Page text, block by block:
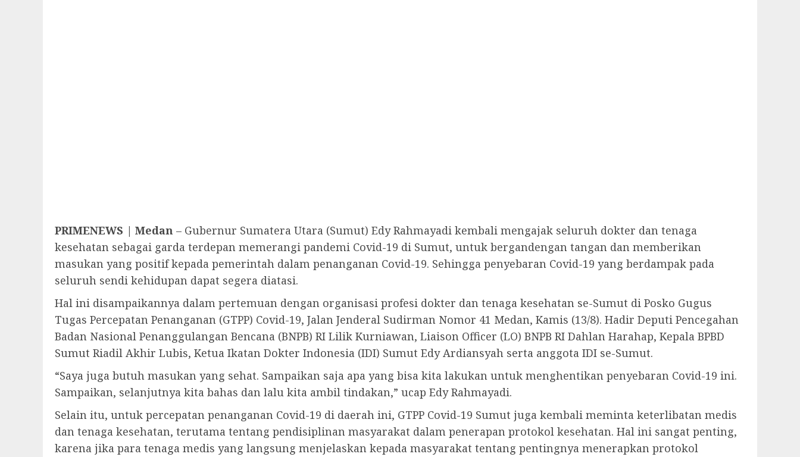
PRIMENEWS | Medan – Gubernur Sumatera Utara (Sumut) Edy Rahmayadi kembali mengajak seluruh dokter dan tenaga
kesehatan sebagai garda terdepan memerangi pandemi Covid-19 di Sumut, untuk bergandengan tangan dan memberikan
masukan yang positif kepada pemerintah dalam penanganan Covid-19. Sehingga penyebaran Covid-19 yang berdampak pada
seluruh sendi kehidupan dapat segera diatasi.
Hal ini disampaikannya dalam pertemuan dengan organisasi profesi dokter dan tenaga kesehatan se-Sumut di Posko Gugus
Tugas Percepatan Penanganan (GTPP) Covid-19, Jalan Jenderal Sudirman Nomor 41 Medan, Kamis (13/8). Hadir Deputi Pencegahan
Badan Nasional Penanggulangan Bencana (BNPB) RI Lilik Kurniawan, Liaison Officer (LO) BNPB RI Dahlan Harahap, Kepala BPBD
Sumut Riadil Akhir Lubis, Ketua Ikatan Dokter Indonesia (IDI) Sumut Edy Ardiansyah serta anggota IDI se-Sumut.
“Saya juga butuh masukan yang sehat. Sampaikan saja apa yang bisa kita lakukan untuk menghentikan penyebaran Covid-19 ini.
Sampaikan, selanjutnya kita bahas dan lalu kita ambil tindakan,” ucap Edy Rahmayadi.
Selain itu, untuk percepatan penanganan Covid-19 di daerah ini, GTPP Covid-19 Sumut juga kembali meminta keterlibatan medis
dan tenaga kesehatan, terutama tentang pendisiplinan masyarakat dalam penerapan protokol kesehatan. Hal ini sangat penting,
karena jika para tenaga medis yang langsung menjelaskan kepada masyarakat tentang pentingnya menerapkan protokol